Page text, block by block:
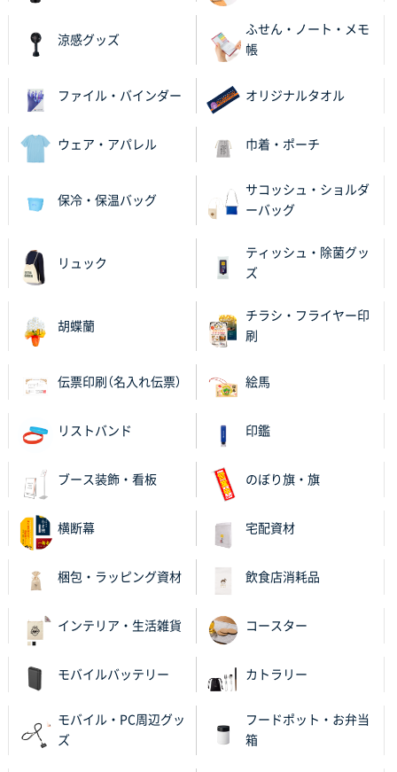
ワンポイントポリ袋 A4サイズ200枚
小ロット（100枚～）が可能だったため
フレキソレジ袋 Uバッグ 40号1000枚
デザイン入稿をおこなっていただけるため。
1000枚
2025年09月23日 16:17
（illustratorでの入稿データ作成はハードルが高かっ
た）。他サイトよりも名入れ代が安価だったため。
富山県N社様
【トートバッグ・エコバッグ】特別ご注文ページ
2025年09月22日 17:37
昨年のことになるので若干曖昧ですが、展示会ご来場
者さま向けリーフレットをお持ちいただくためのバッ
グを探していたところ、御社の「厚手コットンＡ４フラ
ットトートナチュラル」が、費用面・品質面のバランス
が当社の計画にフィットしていたためです。
不織布カジュアルトートバッグ小サイズ(A4対応)
500枚
商品の仕様等の選定が、分かり易かったから。
東京都K社様
マルチメモ
涼感グッズ
ふせん・ノート・メモ
帳
ファイル・バインダー オリジナルタオル
ウェア・アパレル 巾着・ポーチ
保冷・保温バッグ
サコッシュ・ショルダ
ーバッグ
リュック
ティッシュ・除菌グッ
ズ
胡蝶蘭
チラシ・フライヤー印
刷
伝票印刷（名入れ伝票） 絵馬
リストバンド 印鑑
ブース装飾・看板 のぼり旗・旗
横断幕 宅配資材
梱包・ラッピング資材 飲食店消耗品
インテリア・生活雑貨 コースター
モバイルバッテリー カトラリー
モバイル・PC周辺グッ
ズ
フードポット・お弁当
箱